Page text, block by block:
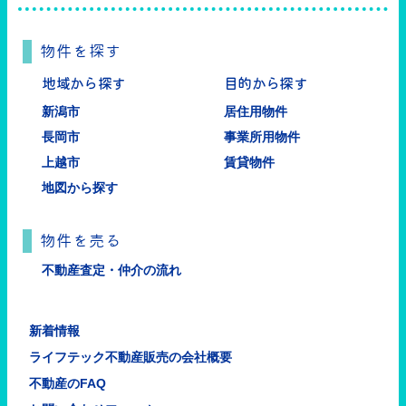
物件を探す
地域から探す
新潟市
長岡市
上越市
地図から探す
目的から探す
居住用物件
事業所用物件
賃貸物件
物件を売る
不動産査定・仲介の流れ
新着情報
ライフテック不動産販売の会社概要
不動産のFAQ